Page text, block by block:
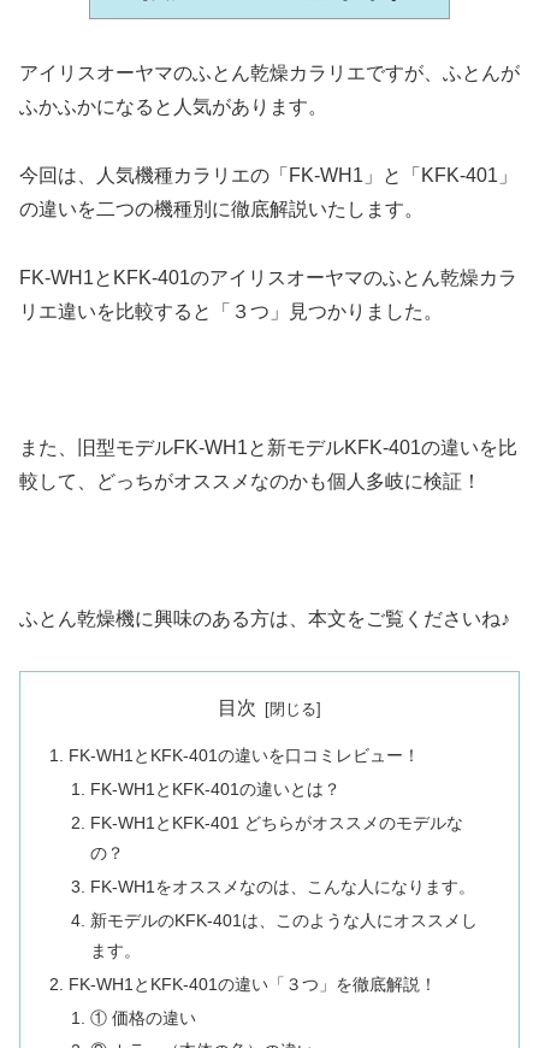
アイリスオーヤマのふとん乾燥カラリエですが、ふとんが
ふかふかになると人気があります。
今回は、人気機種カラリエの「FK-WH1」と「KFK-401」
の違いを二つの機種別に徹底解説いたします。
FK-WH1とKFK-401のアイリスオーヤマのふとん乾燥カラ
リエ違いを比較すると「３つ」見つかりました。
また、旧型モデルFK-WH1と新モデルKFK-401の違いを比
較して、どっちがオススメなのかも個人多岐に検証！
ふとん乾燥機に興味のある方は、本文をご覧くださいね♪
目次
FK-WH1とKFK-401の違いを口コミレビュー！
FK-WH1とKFK-401の違いとは？
FK-WH1とKFK-401 どちらがオススメのモデルな
の？
FK-WH1をオススメなのは、こんな人になります。
新モデルのKFK-401は、このような人にオススメし
ます。
FK-WH1とKFK-401の違い「３つ」を徹底解説！
① 価格の違い